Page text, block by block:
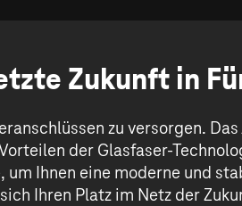
Zukunft in
zu versorgen.
der Glasfaser-
Ihnen eine moderne und
Ihren Platz im Netz der